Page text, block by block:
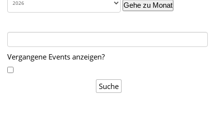
Gehe zu Monat
Vergangene Events anzeigen?